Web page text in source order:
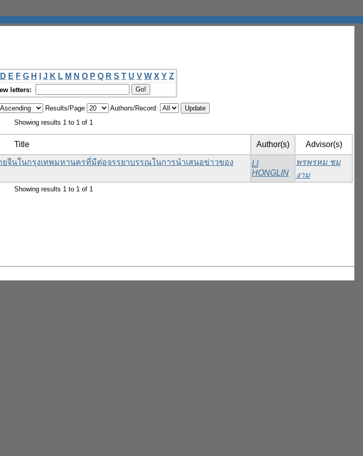
D E F G H J K L M N O P Q R S T U V W X Y Z
letters:
Results/Page
Authors/Record:
Showing results 1 to 1 of 1
Title Author(s) Advisor(s)
จีนในกรุงเทพมหานครที่มีต่อจรรยาบรรณในการนําเสนอข่าวของ
LI
HONGLIN
พรพรหม ชม
งาม
Showing results 1 to 1 of 1